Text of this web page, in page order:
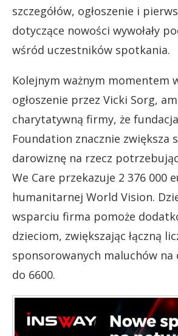
szczegółów, ogłoszenie i
dotyczące nowości wywołały
wśród uczestników spotkania.
Kolejnym ważnym momentem
ogłoszenie przez Vicki Sorg,
charytatywną firmy, że
Foundation znacznie zwiększa
darowiznę na rzecz
We Care przekazuje 2 376 000
humanitarnej World Vision.
wsparciu firma pomoże
dzieciom, zwiększając łączną
sponsorowanych maluchów na
do 6600.